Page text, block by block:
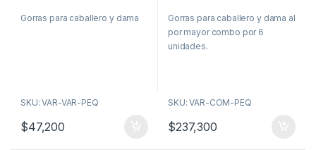
e
u
Gorras para caballero y dama
SKU: VAR-VAR-PEQ
$47,200
e
5
u
o
f
5
Gorras para caballero y dama al
por mayor combo por 6
unidades.
SKU: VAR-COM-PEQ
$237,300